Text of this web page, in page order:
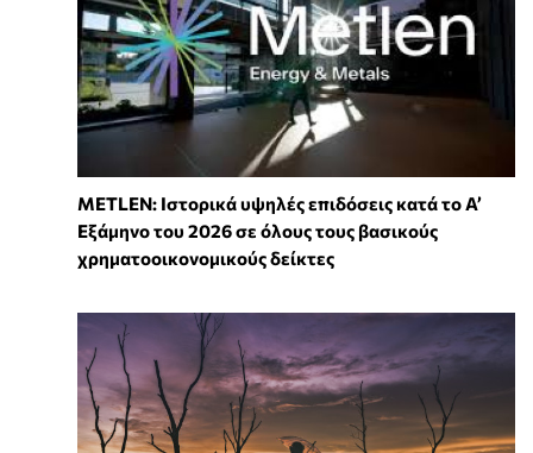
METLEN: Ιστορικά υψηλές επιδόσεις κατά το Α’
Εξάμηνο του 2026 σε όλους τους βασικούς
χρηματοοικονομικούς δείκτες